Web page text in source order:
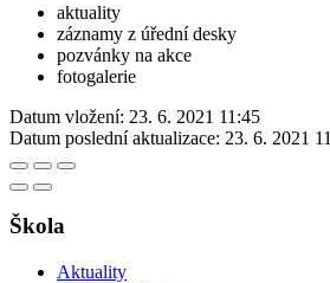
aktuality
záznamy z úřední desky
pozvánky na akce
fotogalerie
Datum vložení: 23. 6. 2021 11:45
Datum poslední aktualizace: 23. 6. 2021
Škola
Aktuality